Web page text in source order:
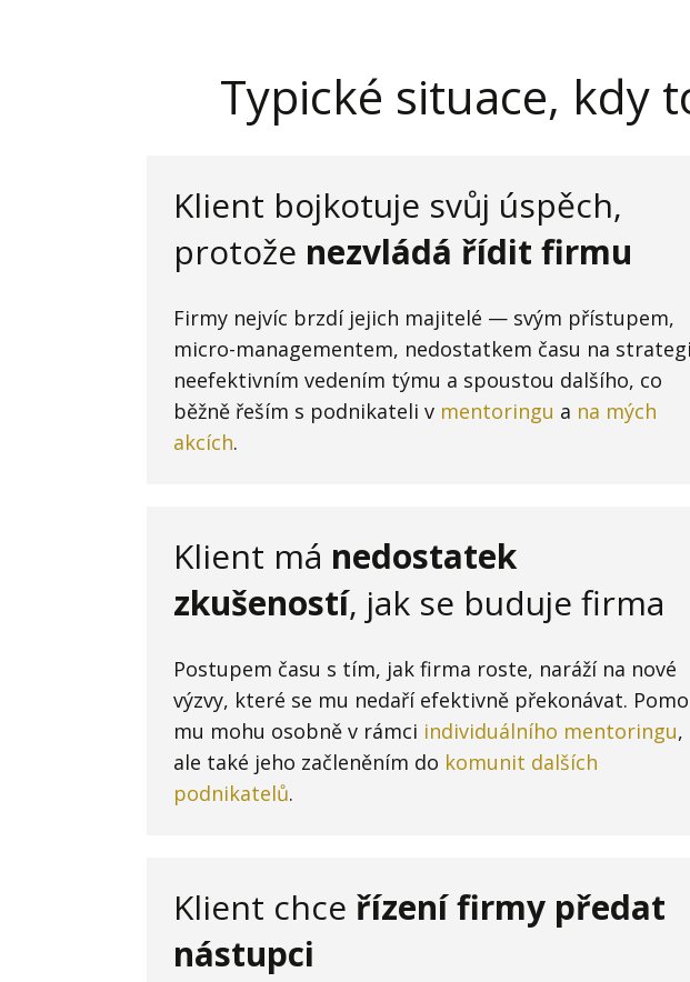
Typické situace, kdy
Klient bojkotuje svůj úspěch,
protože nezvládá řídit firmu
Firmy nejvíc brzdí jejich majitelé — svým přístupem,
micro-managementem, nedostatkem času na
neefektivním vedením týmu a spoustou dalšího, co
běžně řeším s podnikateli v mentoringu a na mých
akcích.
Klient má nedostatek
zkušeností, jak se buduje firma
Postupem času s tím, jak firma roste, naráží na nové
výzvy, které se mu nedaří efektivně překonávat.
mu mohu osobně v rámci individuálního mentoringu,
ale také jeho začleněním do komunit dalších
podnikatelů.
Klient chce řízení firmy předat
nástupci